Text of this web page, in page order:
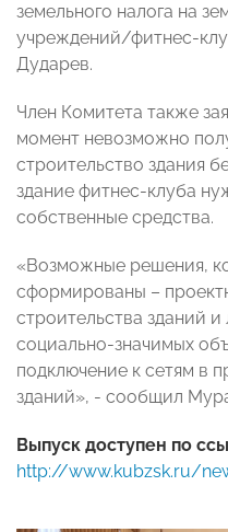
земельного налога на
учреждений/фитнес-
Дударев.
Член Комитета также
момент невозможно
строительство здания
здание фитнес-клуба
собственные средства.
«Возможные решения,
сформированы –
строительства зданий и
социально-значимых
подключение к сетям в
зданий», - сообщил
Выпуск доступен по
http://www.kubzsk.ru/